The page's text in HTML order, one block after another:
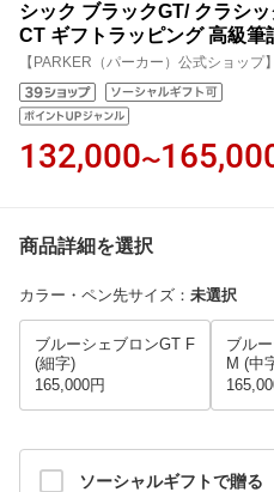
シック ブラックGT/ クラシ
CT ギフトラッピング 高級筆
【PARKER（パーカー）公式ショップ
132,000〜
商品詳細を選択
カラー・ペン先サイズ ： 未選択
ブルーシェブロンGT F
(細字)
165,000円
ブル
M (中
ソーシャルギフトで贈る